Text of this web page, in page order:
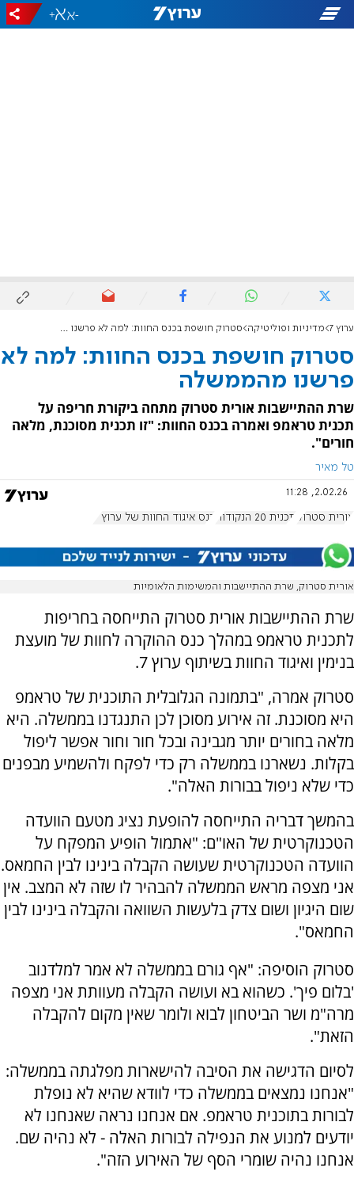
-
+
ערוץ 7 מדיניות ופוליטיקה סטרוק חושפת בכנס החוות: למה לא פרשנו מהממשלה
סטרוק חושפת בכנס החוות: למה לא
פרשנו מהממשלה
שרת ההתיישבות אורית סטרוק מתחה ביקורת חריפה על
תכנית טראמפ ואמרה בכנס החוות: "זו תכנית מסוכנת, מלאה
חורים".
טל מאיר
2.02.26, 11:28
אורית סטרוק תכנית 20 הנקודות כנס איגוד החוות של ערוץ 7
אורית סטרוק, שרת ההתיישבות והמשימות הלאומיות
שרת ההתיישבות אורית סטרוק התייחסה בחריפות
לתכנית טראמפ במהלך כנס ההוקרה לחוות של מועצת
בנימין ואיגוד החוות בשיתוף ערוץ 7.
סטרוק אמרה, "בתמונה הגלובלית התוכנית של טראמפ
היא מסוכנת. זה אירוע מסוכן לכן התנגדנו בממשלה. היא
מלאה בחורים יותר מגבינה ובכל חור וחור אפשר ליפול
בקלות. נשארנו בממשלה רק כדי לפקח ולהשמיע מבפנים
כדי שלא ניפול בבורות האלה".
בהמשך דבריה התייחסה להופעת נציג מטעם הוועדה
הטכנוקרטית של האו"ם: "אתמול הופיע המפקח על
הוועדה הטכנוקרטית שעושה הקבלה בינינו לבין החמאס.
אני מצפה מראש הממשלה להבהיר לו שזה לא המצב. אין
שום היגיון ושום צדק בלעשות השוואה והקבלה בינינו לבין
החמאס".
סטרוק הוסיפה: "אף גורם בממשלה לא אמר למלדנוב
'בלום פיך'. כשהוא בא ועושה הקבלה מעוותת אני מצפה
מרה"מ ושר הביטחון לבוא ולומר שאין מקום להקבלה
הזאת".
לסיום הדגישה את הסיבה להישארות מפלגתה בממשלה:
"אנחנו נמצאים בממשלה כדי לוודא שהיא לא נופלת
לבורות בתוכנית טראמפ. אם אנחנו נראה שאנחנו לא
יודעים למנוע את הנפילה לבורות האלה - לא נהיה שם.
אנחנו נהיה שומרי הסף של האירוע הזה".